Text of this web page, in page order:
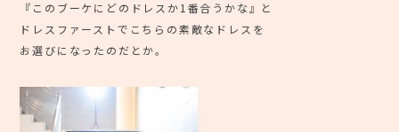
『このブーケにどのドレスか1番合うかな』と
ドレスファーストでこちらの素敵なドレスを
お選びになったのだとか。